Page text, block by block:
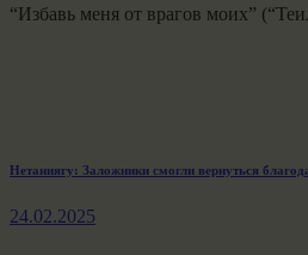
“Избавь меня от врагов моих”
Навигация
по
Previous
Нетаниягу: Заложники смогли вернуться
24.02.2025